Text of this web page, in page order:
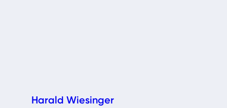
Harald Wiesinger